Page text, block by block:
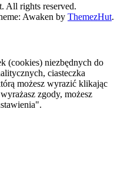
All rights reserved.
Awaken by ThemezHut.
(cookies) niezbędnych do
ciasteczka
możesz wyrazić klikając
zgody, możesz